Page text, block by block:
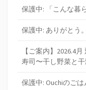
保護中: 「こんな暮
保護中: ありがとう。
【ご案内】2026.4
寿司〜干し野菜と
保護中: Ouchiのご